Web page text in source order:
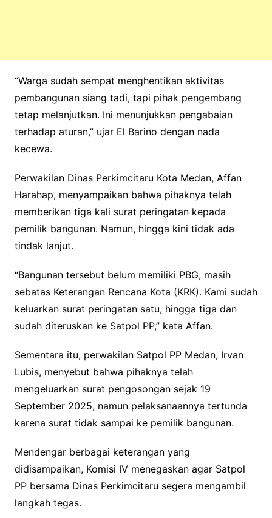
“Warga sudah sempat menghentikan aktivitas
pembangunan siang tadi, tapi pihak pengembang
tetap melanjutkan. Ini menunjukkan pengabaian
terhadap aturan,” ujar El Barino dengan nada
kecewa.
Perwakilan Dinas Perkimcitaru Kota Medan, Affan
Harahap, menyampaikan bahwa pihaknya telah
memberikan tiga kali surat peringatan kepada
pemilik bangunan. Namun, hingga kini tidak ada
tindak lanjut.
“Bangunan tersebut belum memiliki PBG, masih
sebatas Keterangan Rencana Kota (KRK). Kami sudah
keluarkan surat peringatan satu, hingga tiga dan
sudah diteruskan ke Satpol PP,” kata Affan.
Sementara itu, perwakilan Satpol PP Medan, Irvan
Lubis, menyebut bahwa pihaknya telah
mengeluarkan surat pengosongan sejak 19
September 2025, namun pelaksanaannya tertunda
karena surat tidak sampai ke pemilik bangunan.
Mendengar berbagai keterangan yang
didisampaikan, Komisi IV menegaskan agar Satpol
PP bersama Dinas Perkimcitaru segera mengambil
langkah tegas.